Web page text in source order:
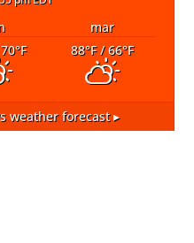
mar
°F 88°F/ 66°F
weather forecast ▸